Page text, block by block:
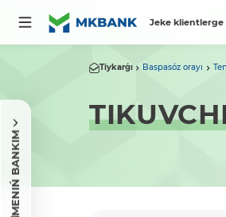
Jeke klientlerge
MENIŃ BANKIM
Tiykarǵı Baspasóz orayı